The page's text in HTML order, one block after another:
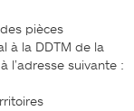
pièces
à la DDTM de la
l’adresse suivante :